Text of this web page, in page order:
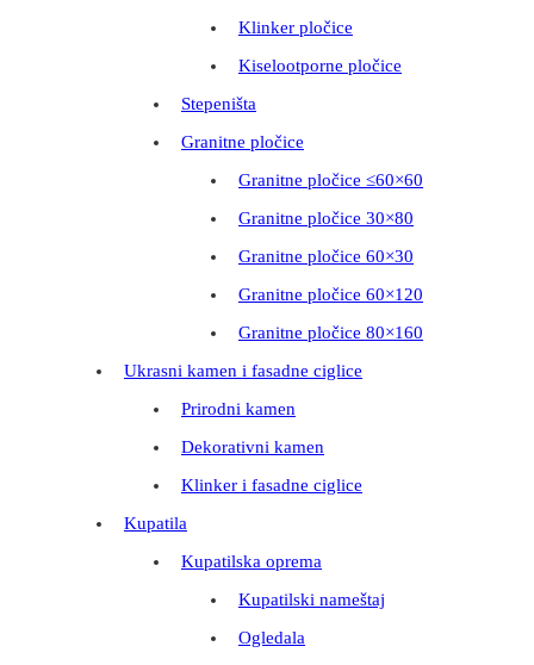
Klinker pločice
Kiselootporne pločice
Stepeništa
Granitne pločice
Granitne pločice ≤60×60
Granitne pločice 30×80
Granitne pločice 60×30
Granitne pločice 60×120
Granitne pločice 80×160
Ukrasni kamen i fasadne ciglice
Prirodni kamen
Dekorativni kamen
Klinker i fasadne ciglice
Kupatila
Kupatilska oprema
Kupatilski nameštaj
Ogledala